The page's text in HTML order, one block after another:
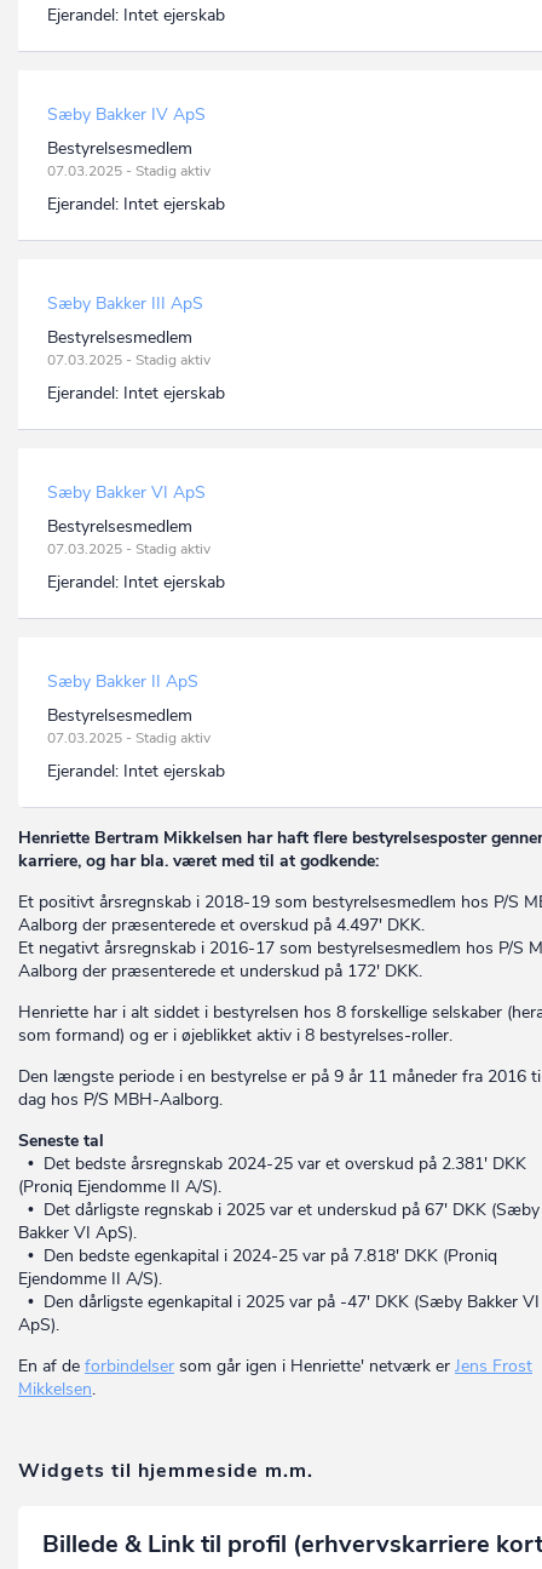
Ejerandel: Intet ejerskab
Sæby Bakker IV ApS
Bestyrelsesmedlem
07.03.2025 - Stadig aktiv
Ejerandel: Intet ejerskab
Sæby Bakker III ApS
Bestyrelsesmedlem
07.03.2025 - Stadig aktiv
Ejerandel: Intet ejerskab
Sæby Bakker VI ApS
Bestyrelsesmedlem
07.03.2025 - Stadig aktiv
Ejerandel: Intet ejerskab
Sæby Bakker II ApS
Bestyrelsesmedlem
07.03.2025 - Stadig aktiv
Ejerandel: Intet ejerskab
Henriette Bertram Mikkelsen har haft flere bestyrelsesposter
karriere, og har bla. været med til at godkende:
Et positivt årsregnskab i 2018-19 som bestyrelsesmedlem hos P/S
Aalborg der præsenterede et overskud på 4.497' DKK.
Et negativt årsregnskab i 2016-17 som bestyrelsesmedlem hos P/S
Aalborg der præsenterede et underskud på 172' DKK.
Henriette har i alt siddet i bestyrelsen hos 8 forskellige selskaber
som formand) og er i øjeblikket aktiv i 8 bestyrelses-roller.
Den længste periode i en bestyrelse er på 9 år 11 måneder fra 2016
dag hos P/S MBH-Aalborg.
Seneste tal
• Det bedste årsregnskab 2024-25 var et overskud på 2.381' DKK
(Proniq Ejendomme II A/S).
• Det dårligste regnskab i 2025 var et underskud på 67' DKK (Sæby
Bakker VI ApS).
• Den bedste egenkapital i 2024-25 var på 7.818' DKK (Proniq
Ejendomme II A/S).
• Den dårligste egenkapital i 2025 var på -47' DKK (Sæby Bakker VI
ApS).
En af de forbindelser som går igen i Henriette' netværk er Jens Frost
Mikkelsen.
Widgets til hjemmeside m.m.
Billede & Link til profil (erhvervskarriere